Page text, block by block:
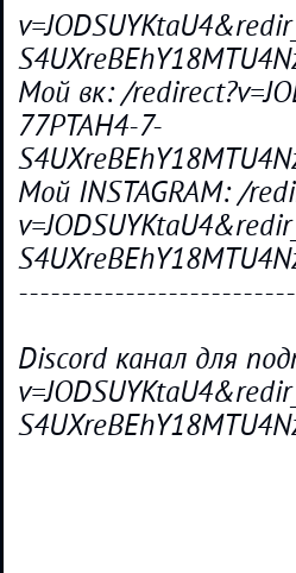
Мой вк: /
77PTAH4-7-
Мой INSTAGRAM: /
Discord канал для